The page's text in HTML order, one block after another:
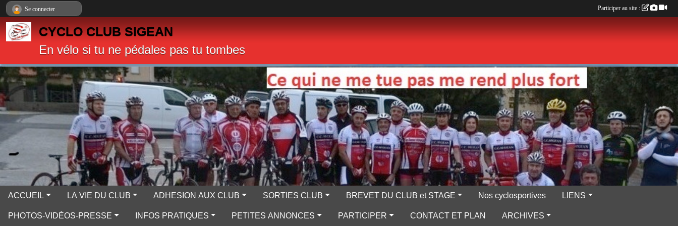
CYCLO CLUB SIGEAN
En vélo si tu ne pédales pas tu tombes
ACCUEIL LA VIE DU CLUB ADHESION AUX CLUB SORTIES CLUB BREVET DU CLUB et STAGE Nos cyclosportives LIENS
PHOTOS-VIDÉOS-PRESSE INFOS PRATIQUES PETITES ANNONCES PARTICIPER CONTACT ET PLAN ARCHIVES
Se connecter Participer au site :
Panneau de gestion des cookies